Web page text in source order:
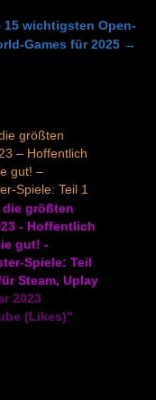
15 wichtigsten Open-
Games für 2025 →
größten
– Hoffentlich
gut! –
Spiele: Teil 1
die größten
- Hoffentlich
gut! -
Spiele: Teil
Steam, Uplay
digital bei
2023
(Likes)"